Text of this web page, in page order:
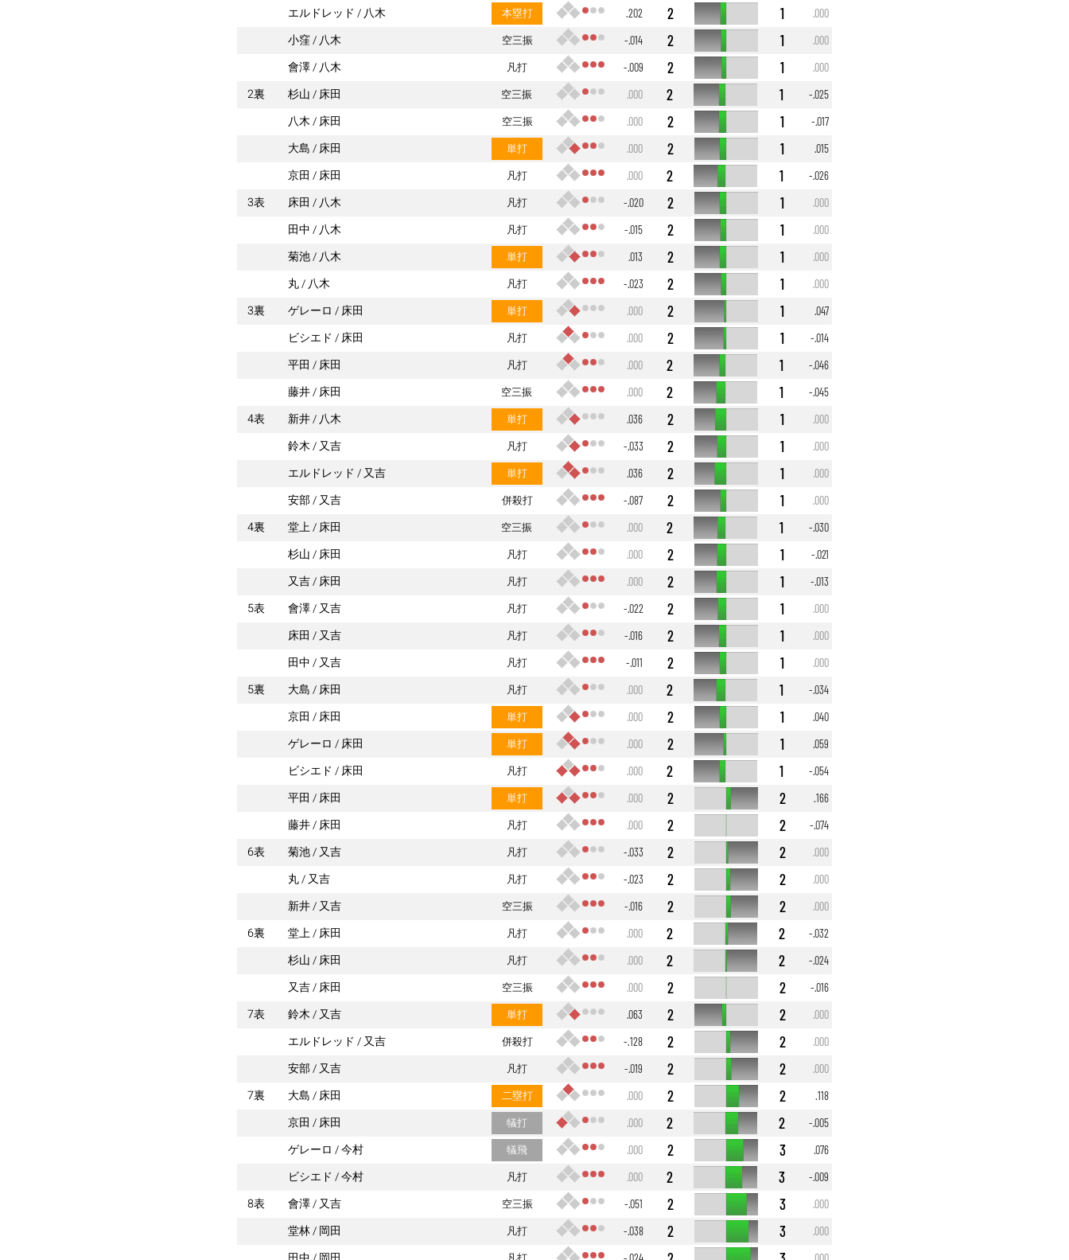
エルドレッド 八木 本塁打 .202 2 1 .000
小窪 八木 空三振 -.014 2 1 .000
會澤 八木 凡打 -.009 2 1 .000
2裏 杉山 床田 空三振 .000 2 1 -.025
八木 床田 空三振 .000 2 1 -.017
大島 床田 単打 .000 2 1 .015
京田 床田 凡打 .000 2 1 -.026
3表 床田 八木 凡打 -.020 2 1 .000
田中 八木 凡打 -.015 2 1 .000
菊池 八木 単打 .013 2 1 .000
丸 八木 凡打 -.023 2 1 .000
3裏 ゲレーロ 床田 単打 .000 2 1 .047
ビシエド 床田 凡打 .000 2 1 -.014
平田 床田 凡打 .000 2 1 -.046
藤井 床田 空三振 .000 2 1 -.045
4表 新井 八木 単打 .036 2 1 .000
鈴木 又吉 凡打 -.033 2 1 .000
エルドレッド 又吉 単打 .036 2 1 .000
安部 又吉 併殺打 -.087 2 1 .000
4裏 堂上 床田 空三振 .000 2 1 -.030
杉山 床田 凡打 .000 2 1 -.021
又吉 床田 凡打 .000 2 1 -.013
5表 會澤 又吉 凡打 -.022 2 1 .000
床田 又吉 凡打 -.016 2 1 .000
田中 又吉 凡打 -.011 2 1 .000
5裏 大島 床田 凡打 .000 2 1 -.034
京田 床田 単打 .000 2 1 .040
ゲレーロ 床田 単打 .000 2 1 .059
ビシエド 床田 凡打 .000 2 1 -.054
平田 床田 単打 .000 2 2 .166
藤井 床田 凡打 .000 2 2 -.074
6表 菊池 又吉 凡打 -.033 2 2 .000
丸 又吉 凡打 -.023 2 2 .000
新井 又吉 空三振 -.016 2 2 .000
6裏 堂上 床田 凡打 .000 2 2 -.032
杉山 床田 凡打 .000 2 2 -.024
又吉 床田 空三振 .000 2 2 -.016
7表 鈴木 又吉 単打 .063 2 2 .000
エルドレッド 又吉 併殺打 -.128 2 2 .000
安部 又吉 凡打 -.019 2 2 .000
7裏 大島 床田 二塁打 .000 2 2 .118
京田 床田 犠打 .000 2 2 -.005
ゲレーロ 今村 犠飛 .000 2 3 .076
ビシエド 今村 凡打 .000 2 3 -.009
8表 會澤 又吉 空三振 -.051 2 3 .000
堂林 岡田 凡打 -.038 2 3 .000